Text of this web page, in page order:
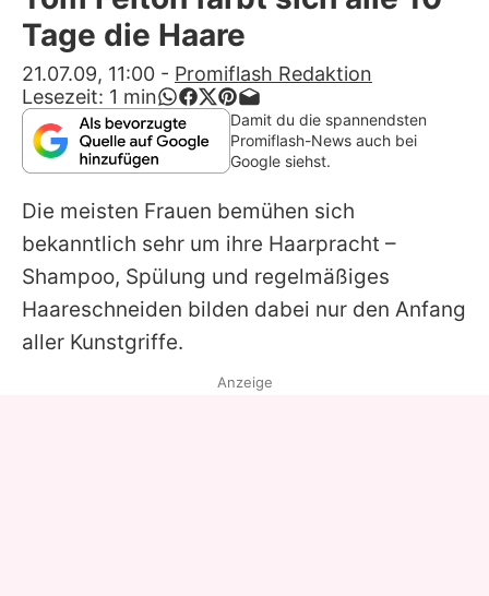
Alle Themen auf Promiflash
App runterladen
Team
Redaktionelle Richtlinien
Impressum
Datenschutzerklärung
Nutzungsbedingungen
Utiq verwalten
Tage die Haare
21.07.09, 11:00 - Promiflash Redaktion
Lesezeit: 1 min
Damit du die spannendsten
Promiflash-News auch bei
Google siehst.
Die meisten Frauen bemühen sich
bekanntlich sehr um ihre Haarpracht –
Shampoo, Spülung und regelmäßiges
Haareschneiden bilden dabei nur den Anfang
aller Kunstgriffe.
Anzeige